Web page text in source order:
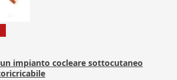
un impianto cocleare sottocutaneo